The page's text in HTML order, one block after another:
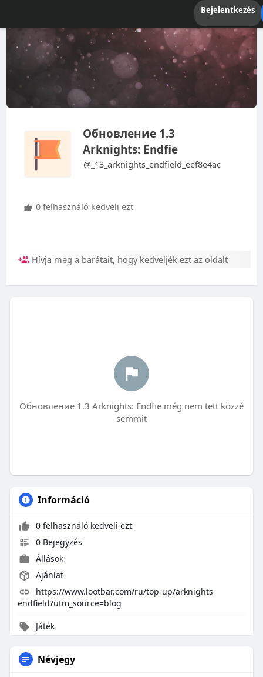
Bejelentkezés
Обновление 1.3
Arknights: Endfie
@_13_arknights_endfield_eef8e4ac
0 felhasználó kedveli ezt
Hívja meg a barátait, hogy kedveljék ezt az oldalt
Обновление 1.3 Arknights: Endfie még nem tett közzé
semmit
Információ
0 felhasználó kedveli ezt
0 Bejegyzés
Állások
Ajánlat
https://www.lootbar.com/ru/top-up/arknights-
endfield?utm_source=blog
Játék
Névjegy